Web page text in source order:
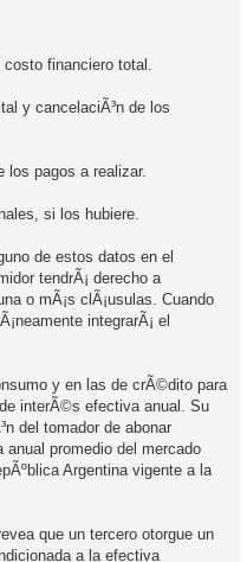
financiero total.
y cancelaciÃ³n de los
los pagos a realizar.
si los hubiere.
de estos datos en el
tendrÃ¡ derecho a
o mÃ¡s clÃ¡usulas. Cuando
integrarÃ¡ el
y en las de crÃ©dito para
interÃ©s efectiva anual. Su
del tomador de abonar
promedio del mercado
Argentina vigente a la
que un tercero otorgue un
a la efectiva